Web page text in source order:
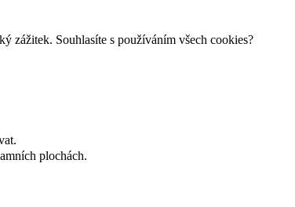
zážitek. Souhlasíte s používáním všech cookies?
plochách.